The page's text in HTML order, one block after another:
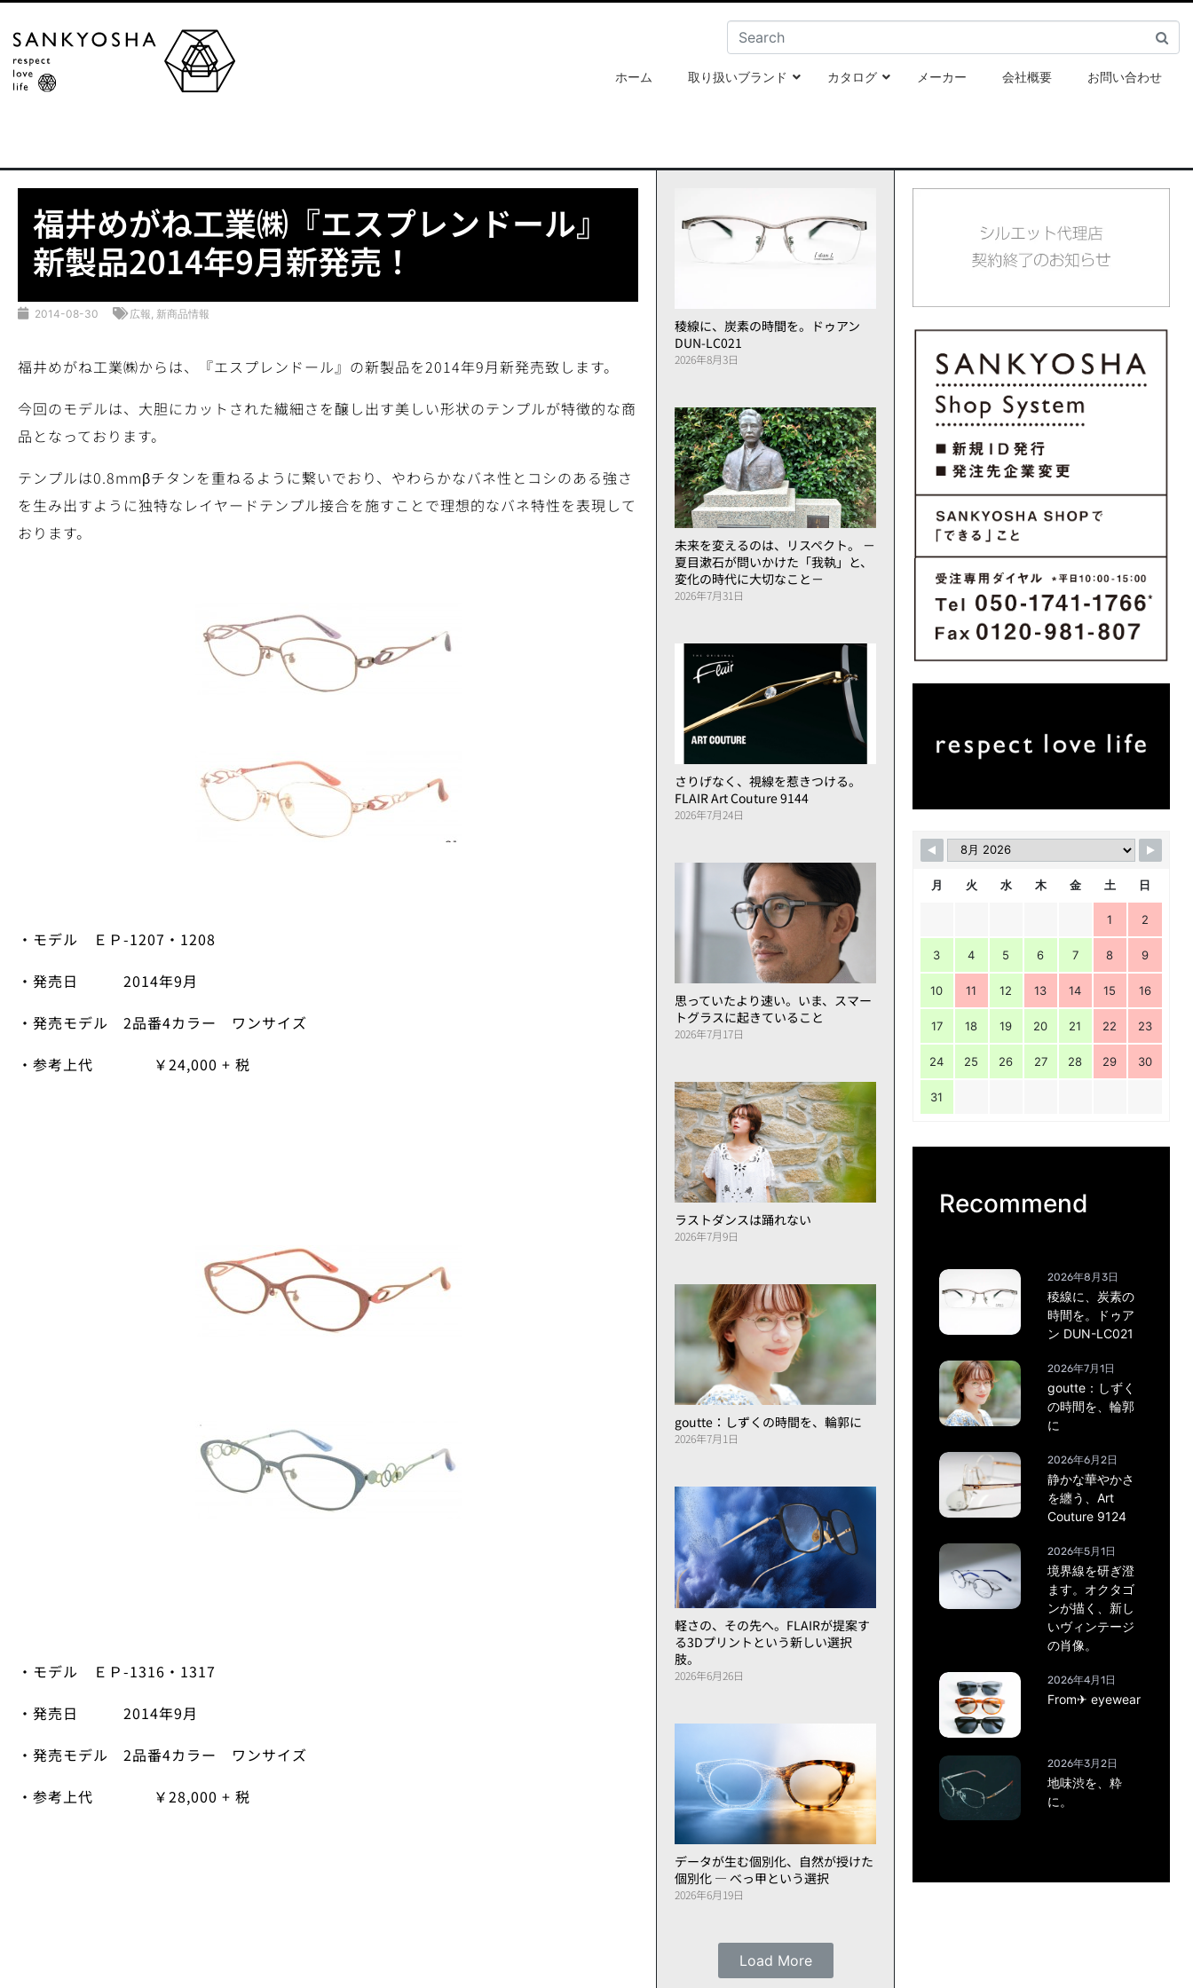
ホーム 取り扱いブランド カタログ メーカー 会社概要 お問い合わせ
福井めがね工業㈱『エスプレンドール』
新製品2014年9月新発売！
2014-08-30 広報, 新商品情報
福井めがね工業㈱からは、『エスプレンドール』の新製品を2014年9月新発売致します。
今回のモデルは、大胆にカットされた繊細さを醸し出す美しい形状のテンプルが特徴的な商
品となっております。
テンプルは0.8mmβチタンを重ねるように繋いでおり、やわらかなバネ性とコシのある強さ
を生み出すように独特なレイヤードテンプル接合を施すことで理想的なバネ特性を表現して
おります。
・モデル ＥＰ-1207 ・ 1208
・発売日 2014年9月
・発売モデル 2品番4カラー ワンサイズ
・参考上代 ￥24,000 + 税
・モデル ＥＰ-1316 ・ 1317
・発売日 2014年9月
・発売モデル 2品番4カラー ワンサイズ
・参考上代 ￥28,000 + 税
稜線に、炭素の時間を。ドゥアン
DUN-LC021
2026年8月3日
未来を変えるのは、リスペクト。 －
夏目漱石が問いかけた「我執」と、
変化の時代に大切なこと－
2026年7月31日
さりげなく、視線を惹きつける。
FLAIR Art Couture 9144
2026年7月24日
思っていたより速い。いま、スマー
トグラスに起きていること
2026年7月17日
ラストダンスは踊れない
2026年7月9日
goutte：しずくの時間を、輪郭に
2026年7月1日
軽さの、その先へ。FLAIRが提案す
る3Dプリントという新しい選択
肢。
2026年6月26日
データが生む個別化、自然が授けた
個別化 ― べっ甲という選択
2026年6月19日
Load More
月 火 水 木 金 土 日
1 2
3 4 5 6 7 8 9
10 11 12 13 14 15 16
17 18 19 20 21 22 23
24 25 26 27 28 29 30
31
Recommend
2026年8月3日
稜線に、炭素の
時間を。ドゥア
ン DUN-LC021
2026年7月1日
goutte：しずく
の時間を、輪郭
に
2026年6月2日
静かな華やかさ
を纏う、Art
Couture 9124
2026年5月1日
境界線を研ぎ澄
ます。オクタゴ
ンが描く、新し
いヴィンテージ
の肖像。
2026年4月1日
From✈ eyewear
2026年3月2日
地味渋を、粋
に。